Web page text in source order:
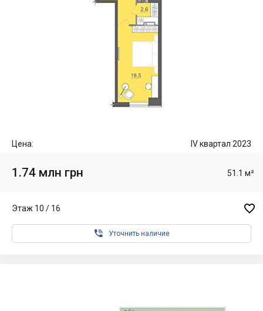
Цена: IV квартал 2023
1.74 млн грн 51.1 м²
Этаж 10 / 16 
 Уточнить наличие